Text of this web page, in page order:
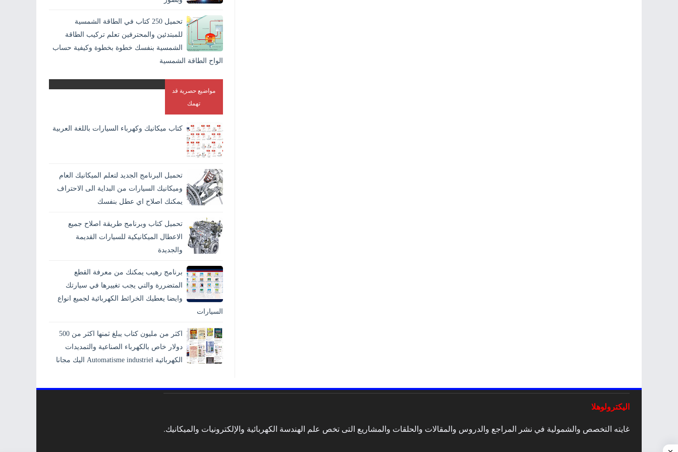
المواد والمعادن في بعضها بشكل دائم. و هو الطريقة الوحيدة
المستقرة لاندم...
تحميل 250 كتاب في الطاقة الشمسية
للمبتدئين والمحترفين تعلم تركيب الطاقة
الشمسية بنفسك خطوة بخطوة وكيفية حساب
الواح الطاقة الشمسية
مواضيع حصرية قد
تهمك
كتاب ميكانيك وكهرباء السيارات باللغة العربية
تحميل البرنامج الجديد لتعلم الميكانيك العام
وميكانيك السيارات من البداية الى الاحتراف
يمكنك اصلاح اي عطل بنفسك
تحميل كتاب وبرنامج طريقة اصلاح جميع
الاعطال الميكانيكية للسيارات القديمة
والجديدة
برنامج رهيب يمكنك من معرفة القطع
المتضررة والتي يجب تغييرها في سيارتك
وايضا يعطيك الخرائط الكهربائية لجميع انواع
السيارات
اكثر من مليون كتاب يبلغ ثمنها اكثر من 500
دولار خاص بالكهرباء الصناعية والتمديدات
الكهربائية Automatisme industriel اليك مجانا
اليكترولوهلا
غايته التخصص والشمولية في نشر المراجع والدروس والمقالات والحلقات والمشاريع التى تخص علم الهندسة الكهربائية والإلكترونيات والميكانيك.